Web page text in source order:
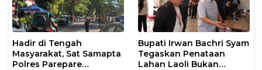
Hadir di Tengah
Masyarakat, Sat Samapta
Polres Parepare
Bupati Irwan Bachri Syam
Tegaskan Penataan
Lahan Laoli Bukan